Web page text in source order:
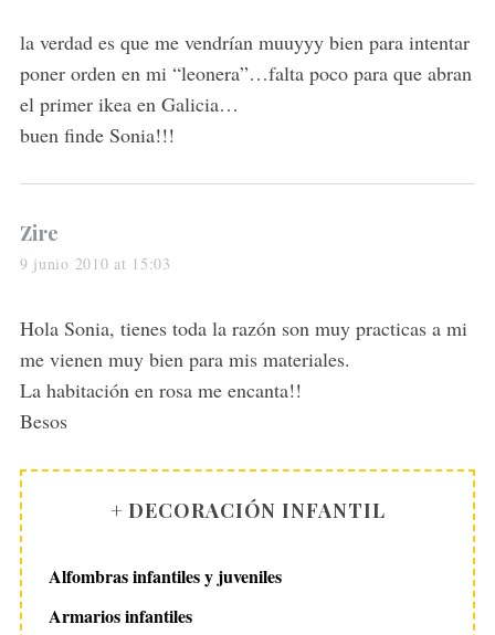
s
:
la verdad es que me vendrían muuyyy bien para intentar
poner orden en mi “leonera”…falta poco para que abran
el primer ikea en Galicia…
buen finde Sonia!!!
s
a
s
:
Zire
9 junio 2010 at 15:03
Hola Sonia, tienes toda la razón son muy practicas a mi
me vienen muy bien para mis materiales.
La habitación en rosa me encanta!!
Besos
+ DECORACIÓN INFANTIL
Alfombras infantiles y juveniles
Armarios infantiles